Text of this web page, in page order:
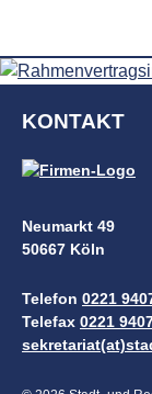
KONTAKT
Neumarkt 49
50667 Köln
Telefon 0221
Telefax 0221